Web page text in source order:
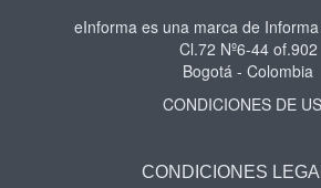
eInforma es una marca de
Cl.72 Nº6-44 of.902
Bogotá - Colombia
CONDICIONES DE
CONDICIONES